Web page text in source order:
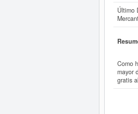
Último
Como
mayor
gratis